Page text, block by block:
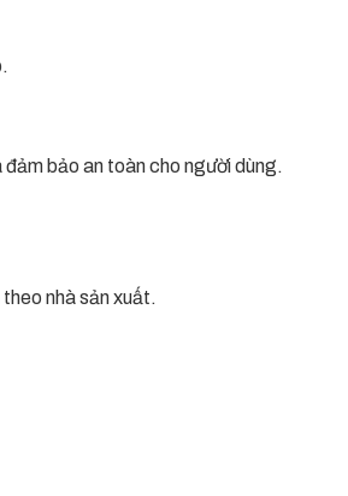
bảo an toàn cho người dùng.
nhà sản xuất.